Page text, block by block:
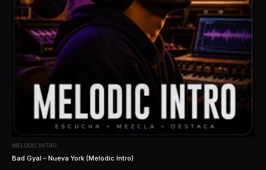
MELODIC INTRO
Bad Gyal – Nueva York (Melodic Intro)